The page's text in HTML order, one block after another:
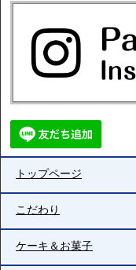
トップページ
こだわり
ケーキ＆お菓子